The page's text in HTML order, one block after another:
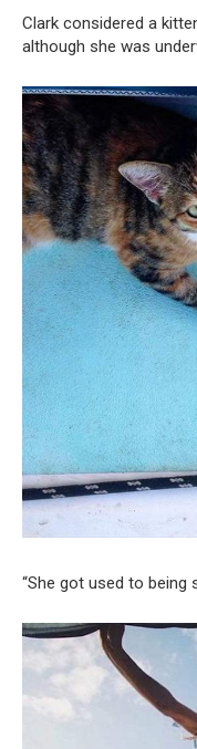
Clark considered a
although she was
“She got used to being